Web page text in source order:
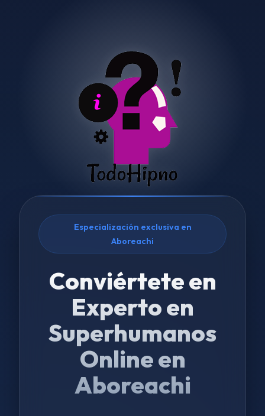
Especialización exclusiva en
Aboreachi
Conviértete en
Experto en
Superhumanos
Online en
Aboreachi